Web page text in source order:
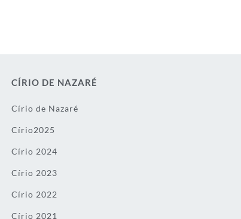
CÍRIO DE NAZARÉ
Círio de Nazaré
Círio2025
Círio 2024
Círio 2023
Círio 2022
Círio 2021